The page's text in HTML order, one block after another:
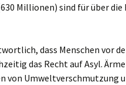
Millionen) sind für über die
dass Menschen vor
das Recht auf Asyl.
von Umweltverschmutzung